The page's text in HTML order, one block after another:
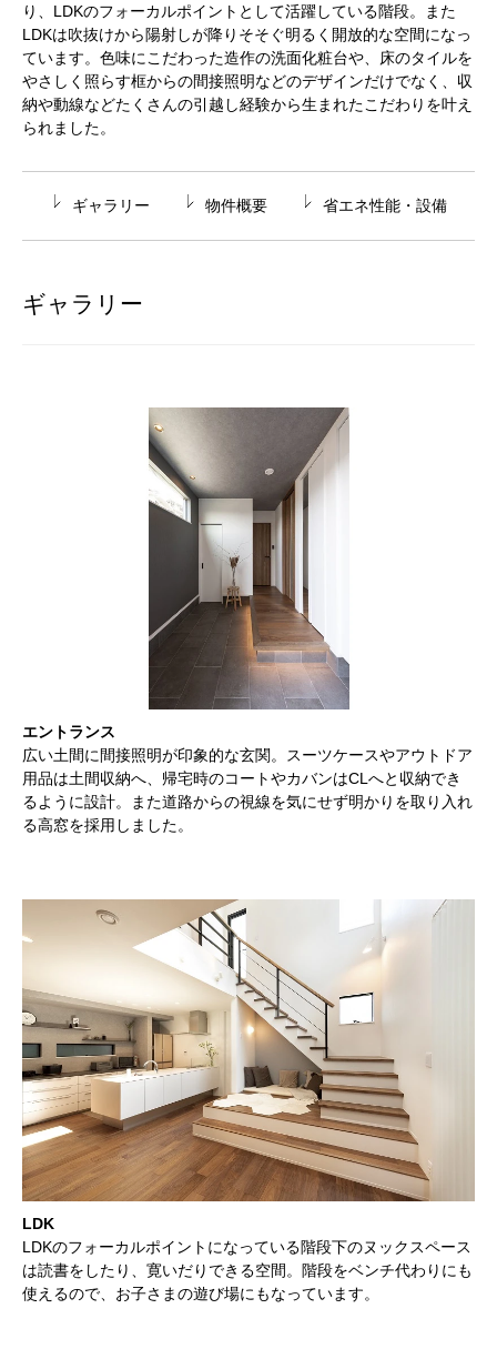
り、LDKのフォーカルポイントとして活躍している階段。また
LDKは吹抜けから陽射しが降りそそぐ明るく開放的な空間になっ
ています。色味にこだわった造作の洗面化粧台や、床のタイルを
やさしく照らす框からの間接照明などのデザインだけでなく、収
納や動線などたくさんの引越し経験から生まれたこだわりを叶え
られました。
ギャラリー 物件概要 省エネ性能・設備
ギャラリー
エントランス
広い土間に間接照明が印象的な玄関。スーツケースやアウトドア
用品は土間収納へ、帰宅時のコートやカバンはCLへと収納でき
るように設計。また道路からの視線を気にせず明かりを取り入れ
る高窓を採用しました。
LDK
LDKのフォーカルポイントになっている階段下のヌックスペース
は読書をしたり、寛いだりできる空間。階段をベンチ代わりにも
使えるので、お子さまの遊び場にもなっています。